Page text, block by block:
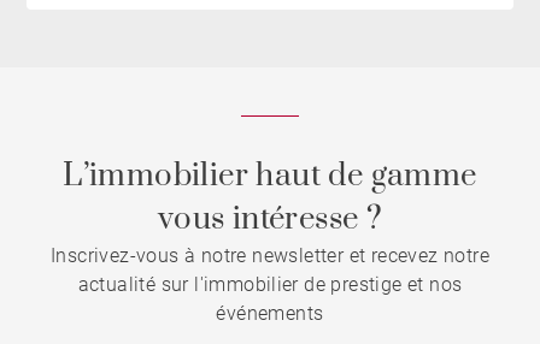
L’immobilier haut de gamme
vous intéresse ?
Inscrivez-vous à notre newsletter et recevez notre
actualité sur l'immobilier de prestige et nos
événements